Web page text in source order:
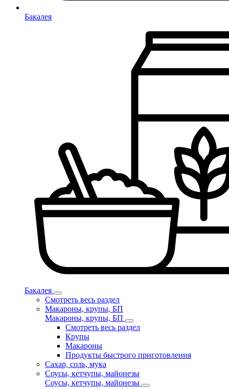
Бакалея
Бакалея
Смотреть весь раздел
Макароны, крупы, БП
Макароны, крупы, БП
Смотреть весь раздел
Крупы
Макароны
Продукты быстрого приготовления
Сахар, соль, мука
Соусы, кетчупы, майонезы
Соусы, кетчупы, майонезы